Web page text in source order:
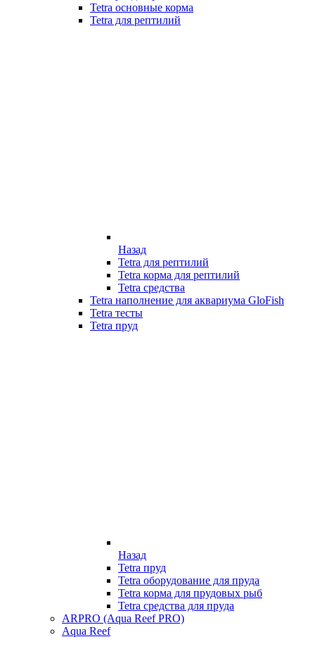
Tetra основные корма
Tetra для рептилий
Назад
Tetra для рептилий
Tetra корма для рептилий
Tetra средства
Tetra наполнение для аквариума GloFish
Tetra тесты
Tetra пруд
Назад
Tetra пруд
Tetra оборудование для пруда
Tetra корма для прудовых рыб
Tetra средства для пруда
ARPRO (Aqua Reef PRO)
Aqua Reef